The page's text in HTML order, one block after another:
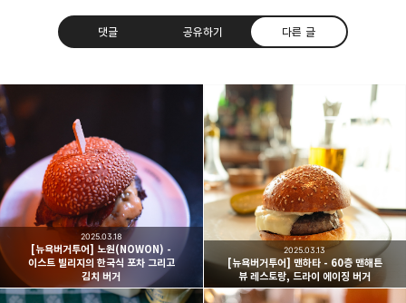
댓글 공유하기 다른 글
빛으로 쓴 편지
취미분야 크리에이터
여행하고 사진을 찍습니다. 생각을 덧붙입니다.
구독하기
구독하기 카카오톡 라인
카카오스토리 밴드 네이버 블로그
[뉴욕버거투어] 노원(NOWON) -
이스트 빌리지의 한국식 포차 그리고
김치 버거
2025.03.18
[뉴욕버거투어] 맨하타 - 60층 맨해튼
뷰 레스토랑, 드라이 에이징 버거
2025.03.13